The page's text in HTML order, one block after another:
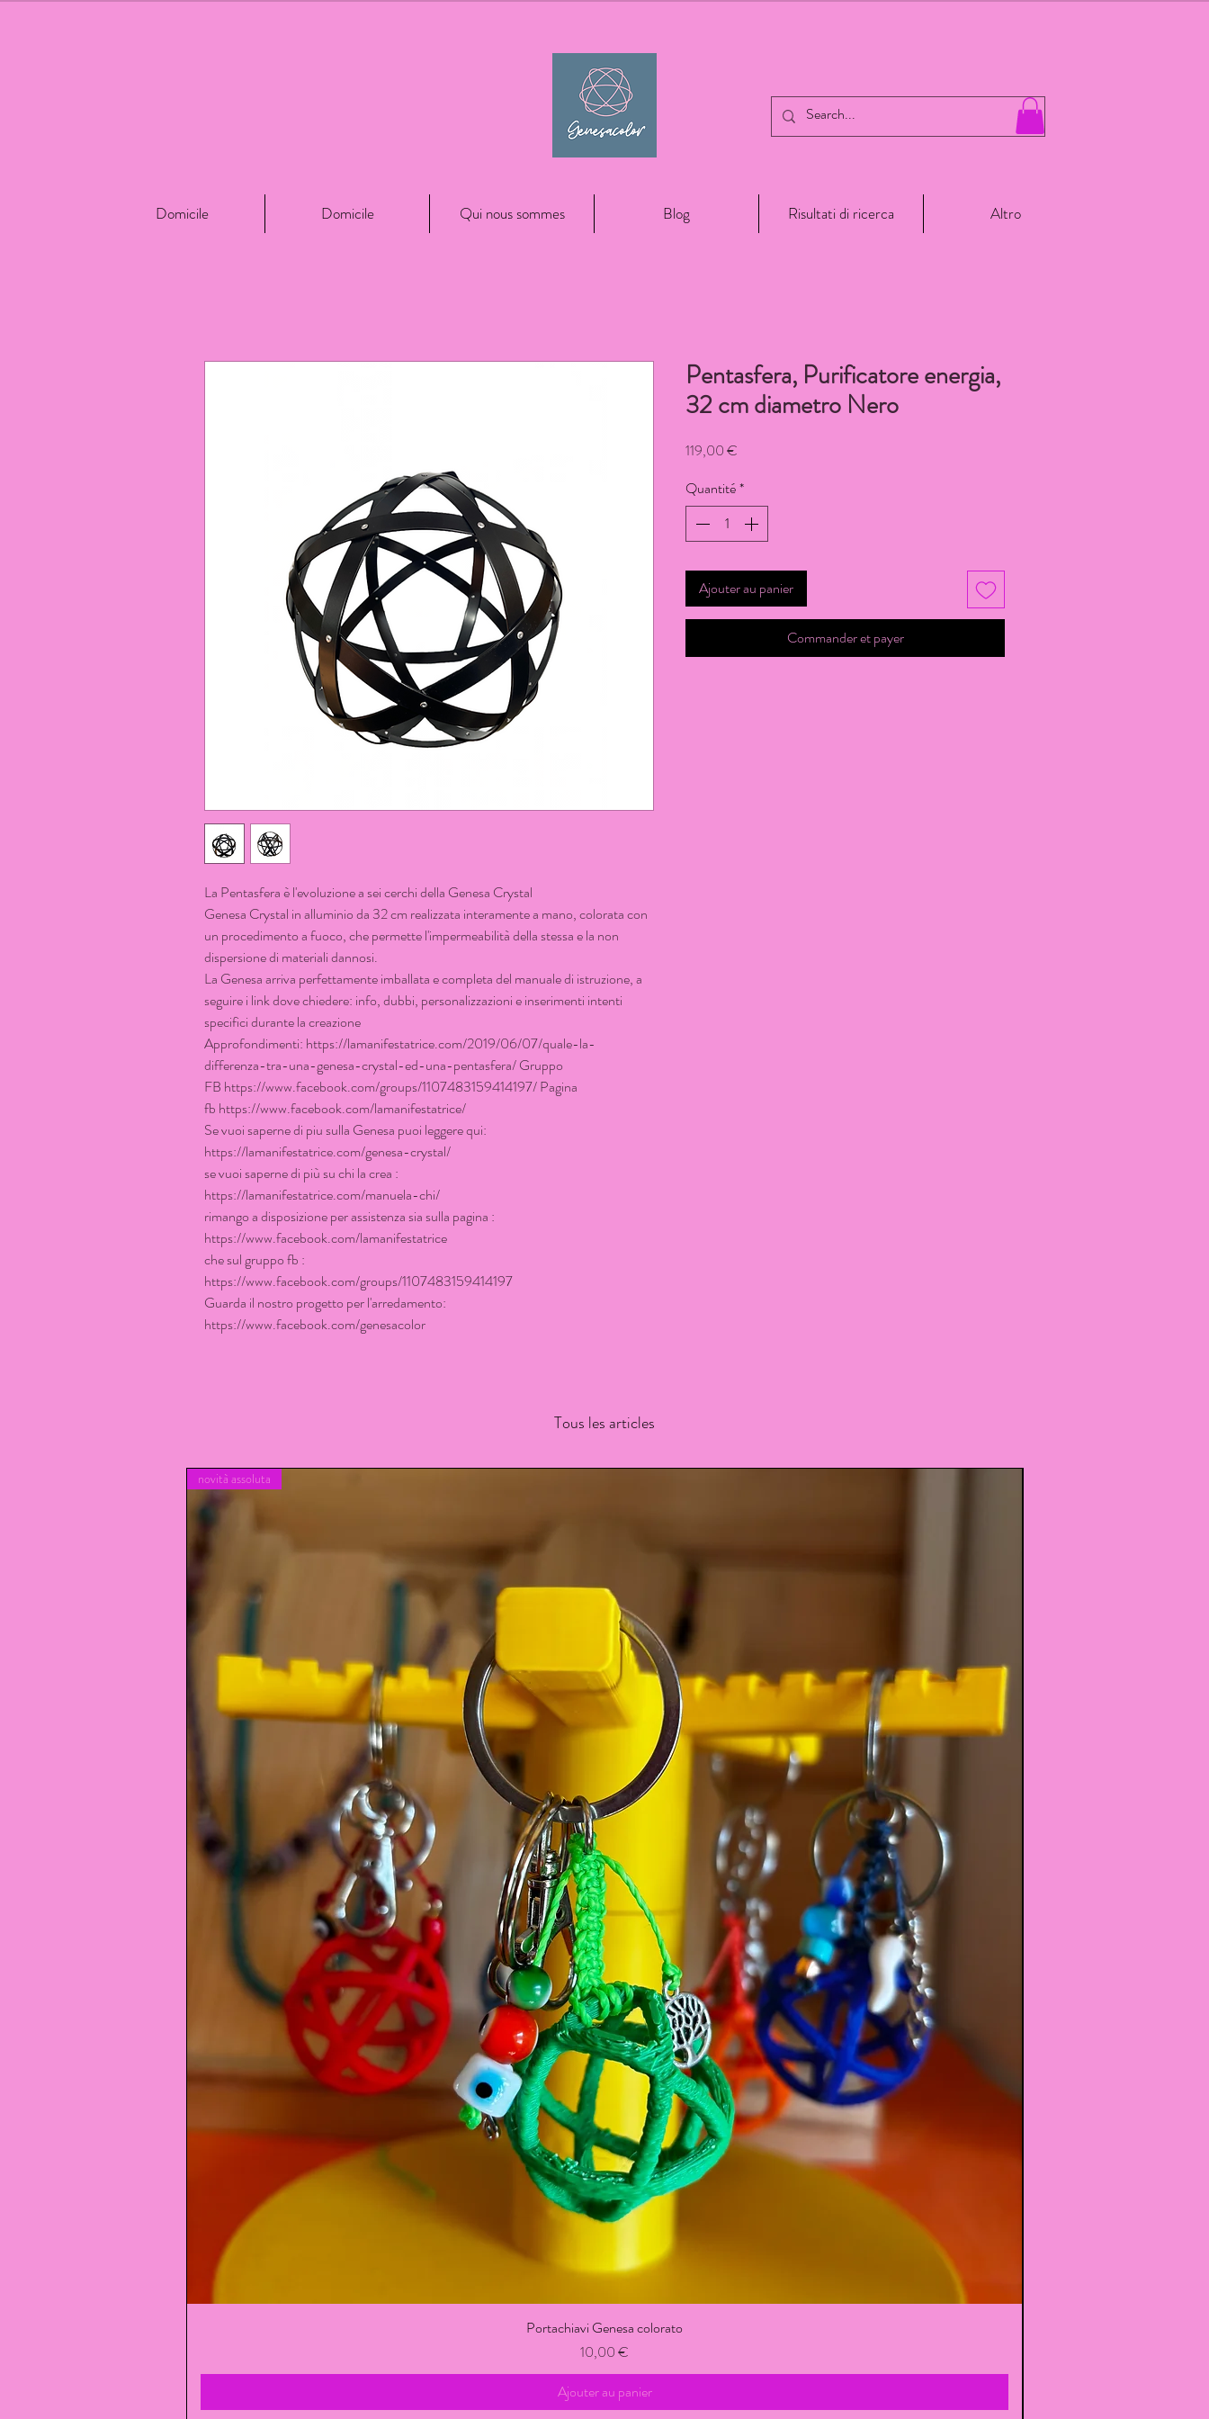
Domicile Domicile Qui nous sommes Blog Risultati di ricerca Altro
La Pentasfera è l'evoluzione a sei cerchi della Genesa Crystal
Genesa Crystal in alluminio da 32 cm realizzata interamente a mano, colorata con
un procedimento a fuoco, che permette l'impermeabilità della stessa e la non
dispersione di materiali dannosi.
La Genesa arriva perfettamente imballata e completa del manuale di istruzione, a
seguire i link dove chiedere: info, dubbi, personalizzazioni e inserimenti intenti
specifici durante la creazione
Approfondimenti: https://lamanifestatrice.com/2019/06/07/quale-la-
differenza-tra-una-genesa-crystal-ed-una-pentasfera/ Gruppo
FB https://www.facebook.com/groups/1107483159414197/ Pagina
fb https://www.facebook.com/lamanifestatrice/
Se vuoi saperne di piu sulla Genesa puoi leggere qui:
https://lamanifestatrice.com/genesa-crystal/
se vuoi saperne di più su chi la crea :
https://lamanifestatrice.com/manuela-chi/
rimango a disposizione per assistenza sia sulla pagina :
https://www.facebook.com/lamanifestatrice
che sul gruppo fb :
https://www.facebook.com/groups/1107483159414197
Guarda il nostro progetto per l'arredamento:
https://www.facebook.com/genesacolor
Pentasfera, Purificatore energia,
32 cm diametro Nero
119,00 €
Quantité*
Ajouter au panier
Commander et payer
Tous les articles
novità assoluta
Portachiavi Genesa colorato
Prix
10,00 €
Ajouter au panier